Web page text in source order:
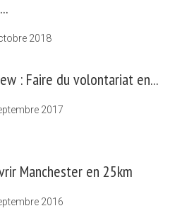
2018
: Faire du volontariat en...
2017
Manchester en 25km
2016